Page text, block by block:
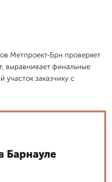
Метпроект-Брн проверяет
выравнивает финальные
участок заказчику с
Барнауле